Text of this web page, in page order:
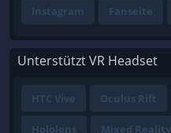
Instagram Fanseite
Unterstützt VR Headset
HTC Vive Oculus Rift
Hololens Mixed Reality